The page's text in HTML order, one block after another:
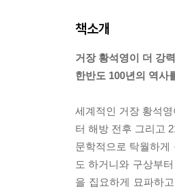
책소개
거장 황석영이 더 강
한반도 100년의 역사
세계적인 거장 황석
터 해방 전후 그리고
문학적으로 탁월하
도 하거니와 구상부
을 집요하게 묘파하